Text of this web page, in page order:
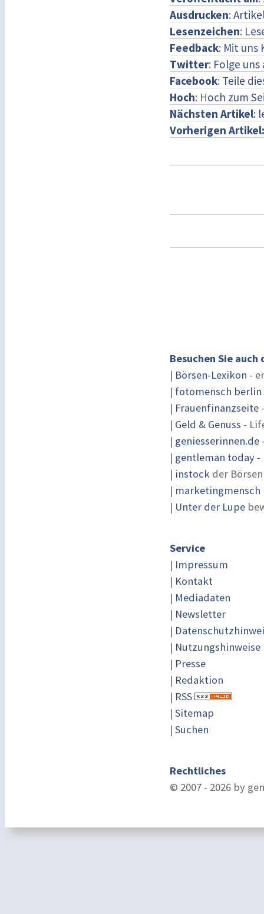
Ausdrucken:
Lesenzeichen:
Feedback: Mit uns
Twitter: Folge
Facebook: Teile
Hoch: Hoch zum
Nächsten Artikel:
Vorherigen
Besuchen Sie
| Börsen-Lexikon -
| fotomensch berlin
| Frauenfinanzseite
| Geld & Genuss -
| geniesserinnen.de
| gentleman today -
| instock der
|
| Unter der Lupe
Service
| Impressum
| Kontakt
| Mediadaten
| Newsletter
|
| Nutzungshinweise
| Presse
| Redaktion
| RSS
| Sitemap
| Suchen
Rechtliches
© 2007 - 2026 by